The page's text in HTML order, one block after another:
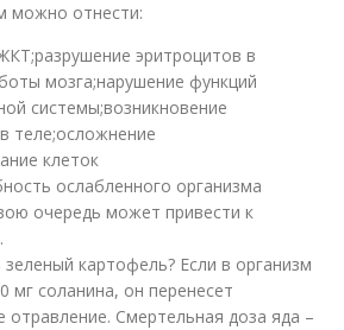
можно отнести:
эритроцитов в
мозга;нарушение функций
системы;возникновение
теле;осложнение
клеток
ослабленного организма
очередь может привести к
картофель? Если в организм
мг соланина, он перенесет
отравление. Смертельная доза яда –